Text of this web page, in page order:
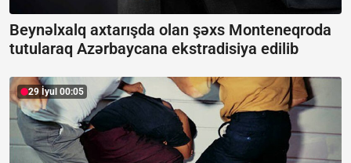
Beynəlxalq axtarışda olan şəxs Monteneqroda
tutularaq Azərbaycana ekstradisiya edilib
29 İyul 00:05